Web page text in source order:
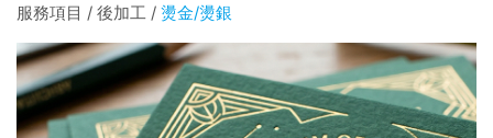
服務項目 / 後加工 / 燙金/燙銀